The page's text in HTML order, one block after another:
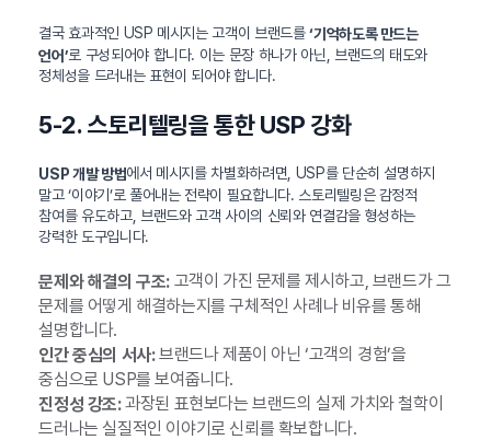
결국 효과적인 USP 메시지는 고객이 브랜드를‘기억하도록 만드는
언어’로 구성되어야 합니다. 이는 문장 하나가 아닌, 브랜드의 태도와
정체성을 드러내는 표현이 되어야 합니다.
5-2. 스토리텔링을 통한 USP 강화
USP 개발 방법에서 메시지를 차별화하려면, USP를 단순히 설명하지
말고 ‘이야기’로 풀어내는 전략이 필요합니다. 스토리텔링은 감정적
참여를 유도하고, 브랜드와 고객 사이의 신뢰와 연결감을 형성하는
강력한 도구입니다.
문제와 해결의 구조:고객이 가진 문제를 제시하고, 브랜드가 그
문제를 어떻게 해결하는지를 구체적인 사례나 비유를 통해
설명합니다.
인간 중심의 서사:브랜드나 제품이 아닌 ‘고객의 경험’을
중심으로 USP를 보여줍니다.
진정성 강조:과장된 표현보다는 브랜드의 실제 가치와 철학이
드러나는 실질적인 이야기로 신뢰를 확보합니다.